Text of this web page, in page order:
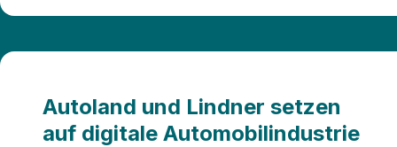
Autoland und Lindner setzen
auf digitale Automobilindustrie